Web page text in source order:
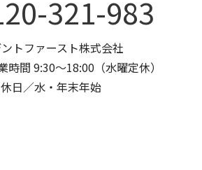
321-983
トファースト株式会社
時間 9:30～18:00（水曜定休）
日／水・年末年始